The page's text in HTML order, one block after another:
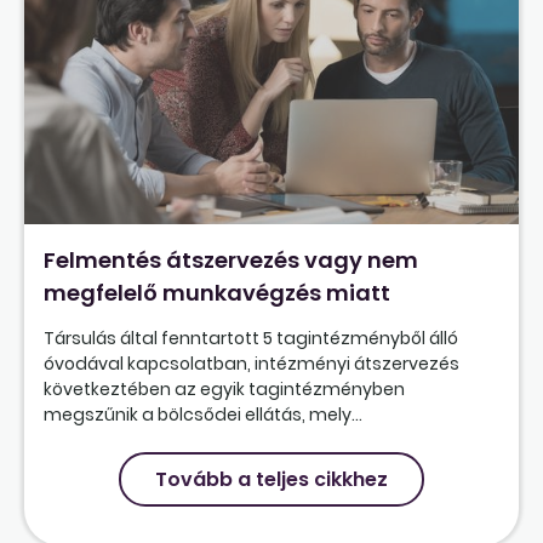
Felmentés átszervezés vagy nem
megfelelő munkavégzés miatt
Társulás által fenntartott 5 tagintézményből álló
óvodával kapcsolatban, intézményi átszervezés
következtében az egyik tagintézményben
megszűnik a bölcsődei ellátás, mely...
Tovább a teljes cikkhez